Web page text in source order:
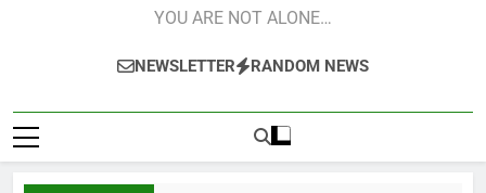
YOU ARE NOT ALONE…
NEWSLETTER RANDOM NEWS